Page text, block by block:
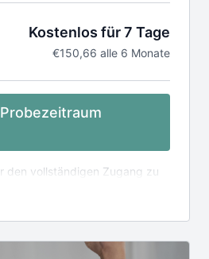
Kostenlos für 7 Tage
€150,66 alle 6 Monate
den vollständigen Zugang zu
inkl. App
verlängert sich automatisch
nach Laufzeitende